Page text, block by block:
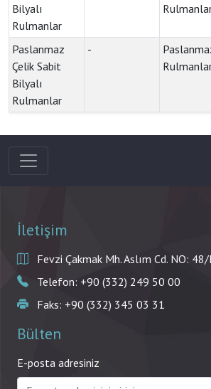
Bilyalı
Rulmanlar
Paslanmaz
Çelik Sabit
Bilyalı
Rulmanlar
-
İletişim
Fevzi Çakmak Mh. Aslım Cd. NO:
Telefon: +90 (332) 249 50 00
Faks: +90 (332) 345 03 31
Bülten
E-posta adresiniz